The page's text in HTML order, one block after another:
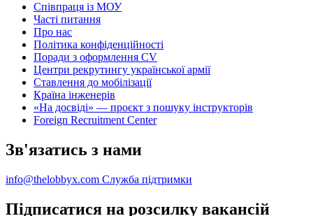
Співпраця із МОУ
Часті питання
Про нас
Політика конфіденційності
Поради з оформлення CV
Центри рекрутингу української армії
Ставлення до мобілізації
Країна інженерів
«На досвіді» — проєкт з пошуку інструкторів
Foreign Recruitment Center
Зв'язатись з нами
info@thelobbyx.com Служба підтримки
Підписатися на розсилку вакансій